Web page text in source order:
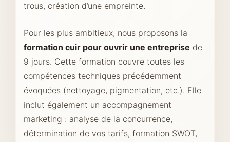
trous, création d’une empreinte.
Pour les plus ambitieux, nous proposons la
formation cuir pour ouvrir une entreprise de
9 jours. Cette formation couvre toutes les
compétences techniques précédemment
évoquées (nettoyage, pigmentation, etc.). Elle
inclut également un accompagnement
marketing : analyse de la concurrence,
détermination de vos tarifs, formation SWOT,